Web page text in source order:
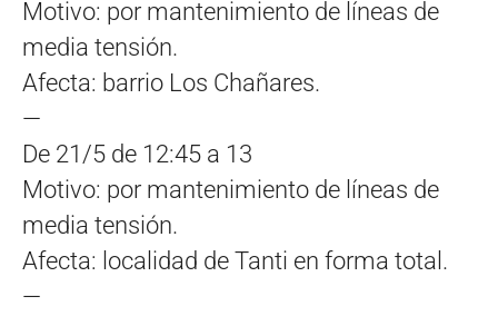
Motivo: por mantenimiento de líneas de
media tensión.
Afecta: barrio Los Chañares.
—
De 21/5 de 12:45 a 13
Motivo: por mantenimiento de líneas de
media tensión.
Afecta: localidad de Tanti en forma total.
—